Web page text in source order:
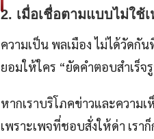
2. เมื่อเชื่อตามแบบไม่ใช้
ความเป็น พลเมืองไม่ได้วัดกัน
ยอมให้ใคร “ยัดคำตอบสำเร็จ
หากเราบริโภคข่าวและความเ
เพราะเพจที่ชอบสั่งให้ด่า เรา